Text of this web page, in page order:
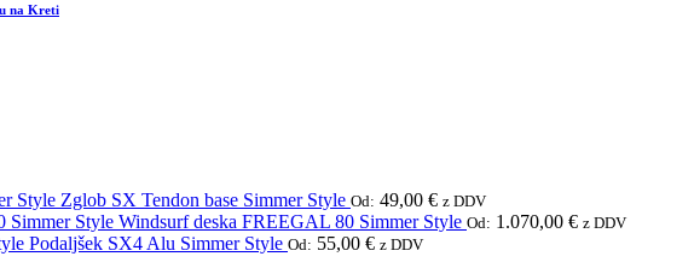
na Kreti
Zglob SX Tendon base Simmer Style Od: 49,00 € z DDV
Windsurf deska FREEGAL 80 Simmer Style Od: 1.070,00 € z DDV
Podaljšek SX4 Alu Simmer Style Od: 55,00 € z DDV